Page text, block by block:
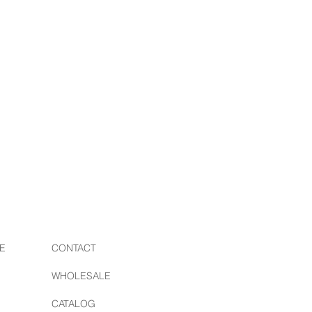
CONTACT
WHOLESALE
CATALOG